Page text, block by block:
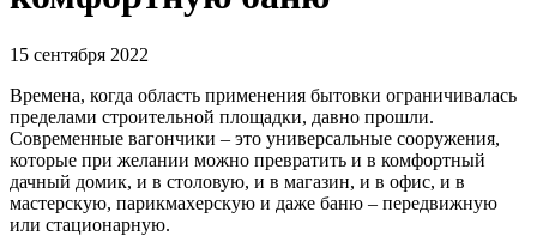
15 сентября 2022
Времена, когда область применения бытовки ограничивалась
пределами строительной площадки, давно прошли.
Современные вагончики – это универсальные сооружения,
которые при желании можно превратить и в комфортный
дачный домик, и в столовую, и в магазин, и в офис, и в
мастерскую, парикмахерскую и даже баню – передвижную
или стационарную.